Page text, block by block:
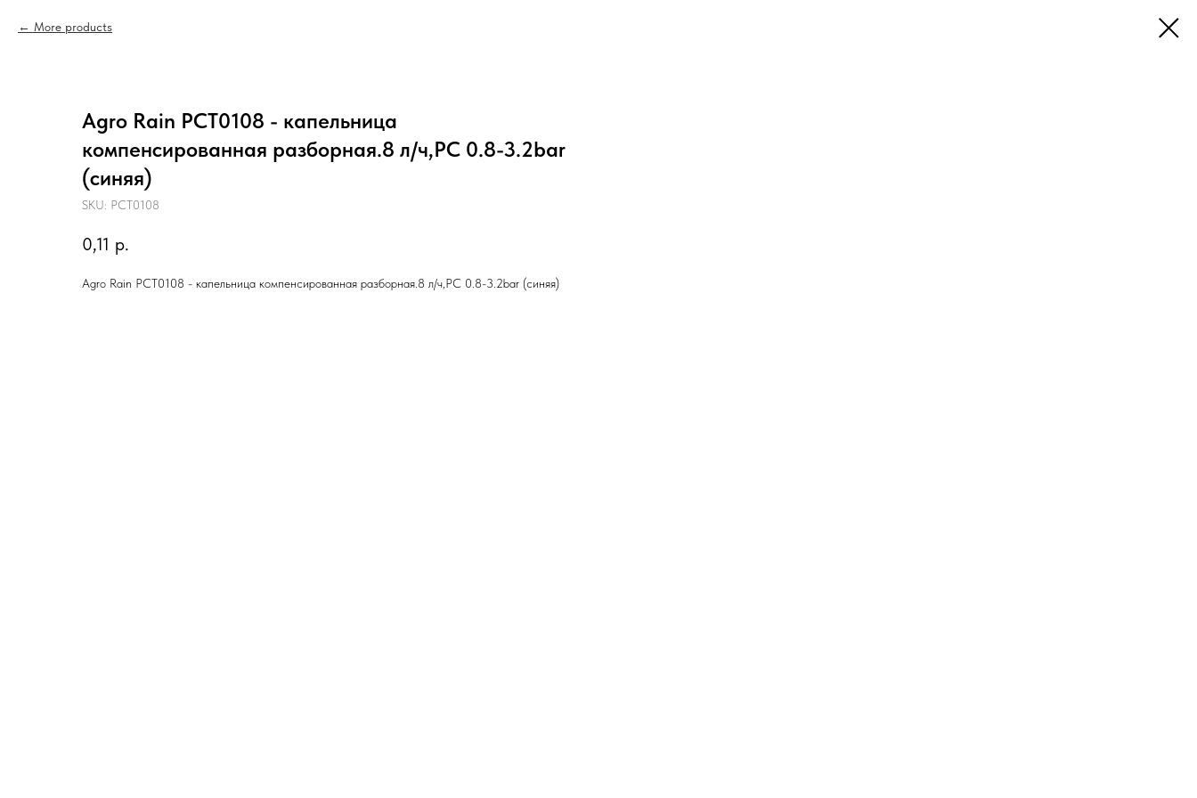
More products
Agro Rain PCT0108 - капельница
компенсированная разборная.8 л/ч,РС 0.8-3.2bar
(синяя)
SKU: PCT0108
0,11 р.
Agro Rain PCT0108 - капельница компенсированная разборная.8 л/ч,РС 0.8-3.2bar (синяя)